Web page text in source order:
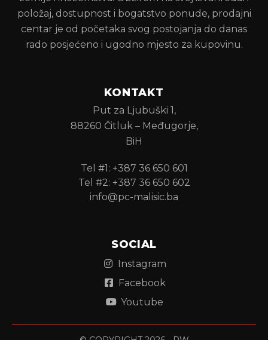
položaj, dostupnost i bogatstvo ponude, prodajni
centar je od početaka svog postojanja do danas
rado posjećeno i ugodno mjesto za kupovinu.
KONTAKT
Put za Ljubuški 1,
88260 Čitluk – Međugorje,
BiH
Tel #1: +387 36 650 601
Tel #2: +387 36 650 602
info@pc-malisic.ba
SOCIAL
Instagram
Facebook
Youtube